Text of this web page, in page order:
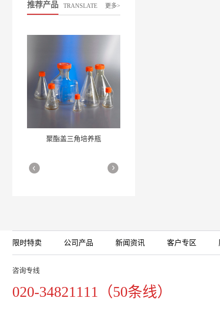
推荐产品 TRANSLATE 更多>
聚酯盖三角培养瓶
细胞培养瓶
More
限时特卖 公司产品 新闻资讯 客户专区
咨询专线
020-34821111（50条线）